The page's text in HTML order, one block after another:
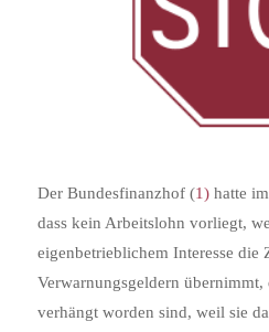
Der Bundesfinanzhof (1)hatte im
dass kein Arbeitslohn vorliegt,
eigenbetrieblichem Interesse die
Verwarnungsgeldern übernimmt,
verhängt worden sind, weil sie